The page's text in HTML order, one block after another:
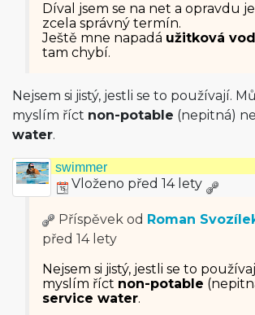
Díval jsem se na net a opravdu
zcela správný termín.
Ještě mne napadá užitková
tam chybí.
Nejsem si jistý, jestli se to používají.
myslím říct non-potable (nepitná)
water.
swimmer
Vloženo před 14 lety
Příspěvek od Roman
před 14 lety
Nejsem si jistý, jestli se to
myslím říct non-potable
service water.